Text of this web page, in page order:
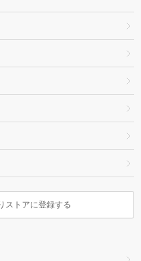
ストアに登録する